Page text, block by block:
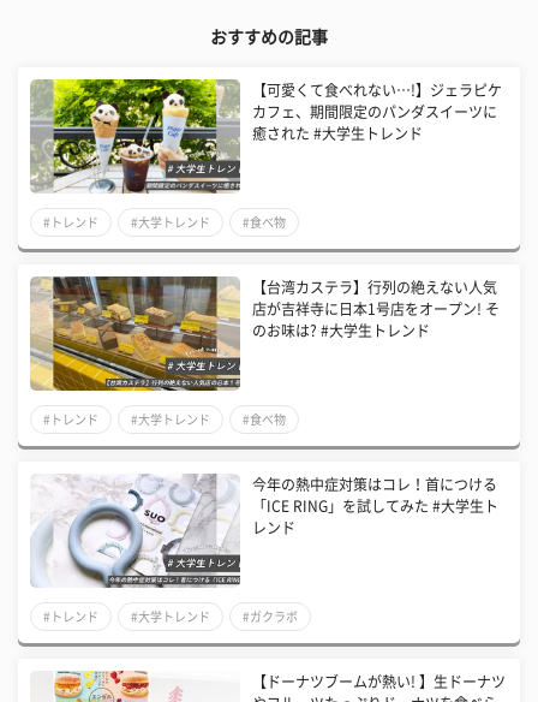
おすすめの記事
【可愛くて食べれない…!】ジェラピケ
カフェ、期間限定のパンダスイーツに
癒された #大学生トレンド
#トレンド #大学トレンド #食べ物
【台湾カステラ】行列の絶えない人気
店が吉祥寺に日本1号店をオープン! そ
のお味は? #大学生トレンド
#トレンド #大学トレンド #食べ物
今年の熱中症対策はコレ！首につける
「ICE RING」を試してみた #大学生ト
レンド
#トレンド #大学トレンド #ガクラボ
【ドーナツブームが熱い! 】生ドーナツ